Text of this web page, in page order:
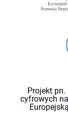
Projekt
cyfrowych